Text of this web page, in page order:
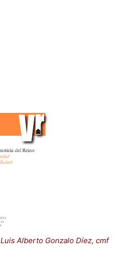
Luis Alberto Gonzalo Díez, cmf